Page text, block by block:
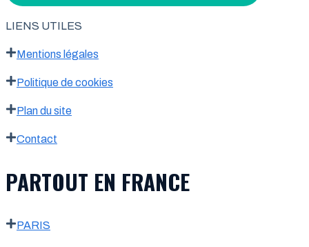
LIENS UTILES
Mentions légales
Politique de cookies
Plan du site
Contact
PARTOUT EN FRANCE
PARIS